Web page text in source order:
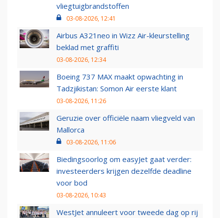
vliegtuigbrandstoffen
03-08-2026, 12:41
Airbus A321neo in Wizz Air-kleurstelling
beklad met graffiti
03-08-2026, 12:34
Boeing 737 MAX maakt opwachting in
Tadzjikistan: Somon Air eerste klant
03-08-2026, 11:26
Geruzie over officiële naam vliegveld van
Mallorca
03-08-2026, 11:06
Biedingsoorlog om easyJet gaat verder:
investeerders krijgen dezelfde deadline
voor bod
03-08-2026, 10:43
WestJet annuleert voor tweede dag op rij